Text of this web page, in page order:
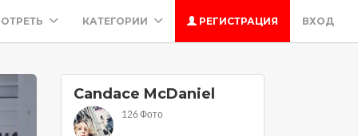
КАТЕГОРИИ РЕГИСТРАЦИЯ ВХОД
Candace McDaniel
126 Фото